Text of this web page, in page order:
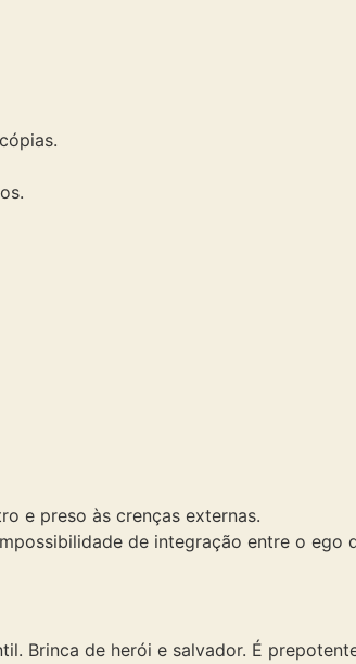
e preso às crenças externas.
de integração entre o ego
Brinca de herói e salvador. É